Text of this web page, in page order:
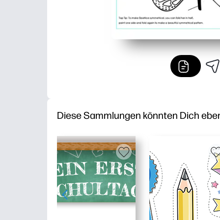
Diese Sammlungen könnten Dich